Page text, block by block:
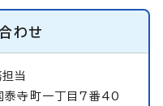
わせ
当
寺町一丁目7番40